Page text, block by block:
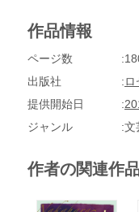
いて、それぞれに中也
歌』の原本の表記を忠
覚的にも味わえるよう
作品情報
ページ数
出版社
提供開始日
ジャンル
文
作者の関連作